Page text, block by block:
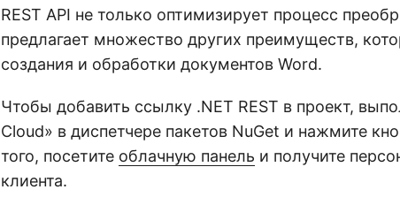
REST API не только оптимизирует процесс
предлагает множество других преимуществ,
создания и обработки документов Word.
Чтобы добавить ссылку .NET REST в проект,
Cloud» в диспетчере пакетов NuGet и нажмите
того, посетите облачную панель и получите
клиента.